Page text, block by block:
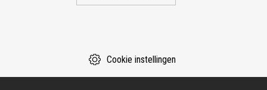
Cookie instellingen